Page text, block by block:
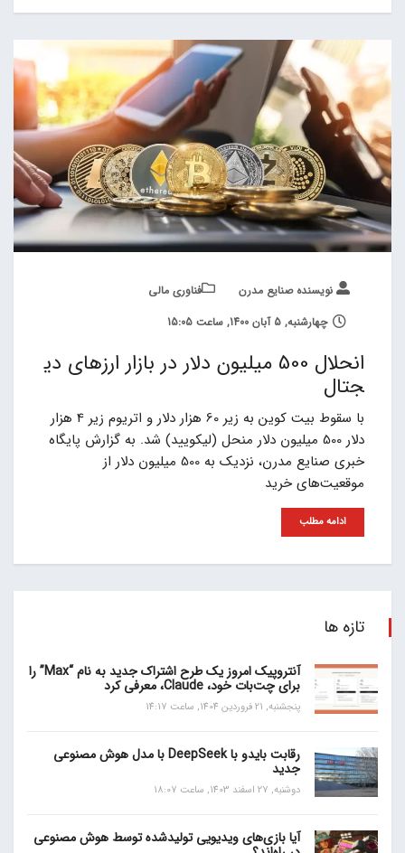
نویسنده صنایع مدرن
فناوری مالی
چهارشنبه, 5 آبان 1400, ساعت 15:05
انحلال 500 میلیون دلار در بازار ارزهای دی
جتال
با سقوط بیت کوین به زیر 60 هزار دلار و اتریوم زیر 4 هزار
دلار 500 میلیون دلار منحل (لیکویید) شد. به گزارش پایگاه
خبری صنایع مدرن، نزدیک به 500 میلیون دلار از
موقعیت‌های خرید
ادامه مطلب
تازه ها
آنتروپیک امروز یک طرح اشتراک جدید به نام “Max” را
برای چت‌بات خود، Claude، معرفی کرد
پنجشنبه, 21 فروردین 1404, ساعت 14:17
رقابت بایدو با DeepSeek با مدل هوش مصنوعی
جدید
دوشنبه, 27 اسفند 1403, ساعت 18:07
آیا بازی‌های ویدیویی تولیدشده توسط هوش مصنوعی